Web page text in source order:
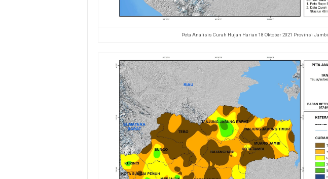
Peta Analisis Curah Hujan Harian 18 Oktober 2021 Provinsi Jambi